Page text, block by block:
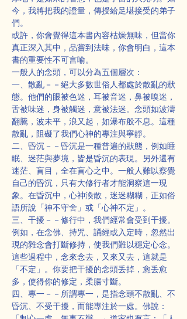
今，我將把我的證量，傳授給足堪接受的弟子
們。
或許，你會覺得這本書內容枯燥無味，但當你
真正深入其中，品嘗到法味，你會明白，這本
書的重要性不可言喻。
一般人的念頭，可以分為五個層次：
一、散亂－－絕大多數世俗人都處於散亂的狀
態。他們的眼被色迷，耳被音迷，鼻被嗅迷，
舌被味迷，身被觸迷，意被法迷。念頭如波濤
翻騰，波未平，浪又起，如瀑布般不息。這種
散亂，阻礙了我們心神的專注與寧靜。
二、昏沉－－昏沉是一種普遍的狀態，例如睡
眠、迷茫與夢境，皆是昏沉的表現。另外還有
迷茫、盲目，全在盲心之中。一般人難以察覺
自己的昏沉，只有大修行者才能洞察這一現
象。在昏沉中，心神渙散，迷迷糊糊，正如俗
語所說「神不守舍」或「心神不定」。
三、干擾－－修行中，我們經常會受到干擾。
例如，在念佛、持咒、誦經或入定時，忽然出
現的雜念會打斷修持，使我們難以穩定心念。
這些過程中，念來念去，又來又去，這就是
「不定」。你要把干擾的念頭丢掉，愈丢愈
多，使得你的修定，柔腸寸斷。
四、專一－－所謂專一，是指念頭不散亂、不
昏沉、不受干擾，而能專注於一處。佛說：